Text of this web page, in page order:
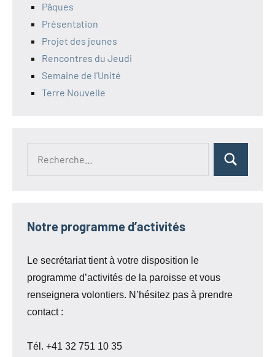
Pâques
Présentation
Projet des jeunes
Rencontres du Jeudi
Semaine de l'Unité
Terre Nouvelle
Rechercher
Notre programme d’activités
Le secrétariat tient à votre disposition le
programme d’activités de la paroisse et vous
renseignera volontiers. N’hésitez pas à prendre
contact :
Tél. +41 32 751 10 35